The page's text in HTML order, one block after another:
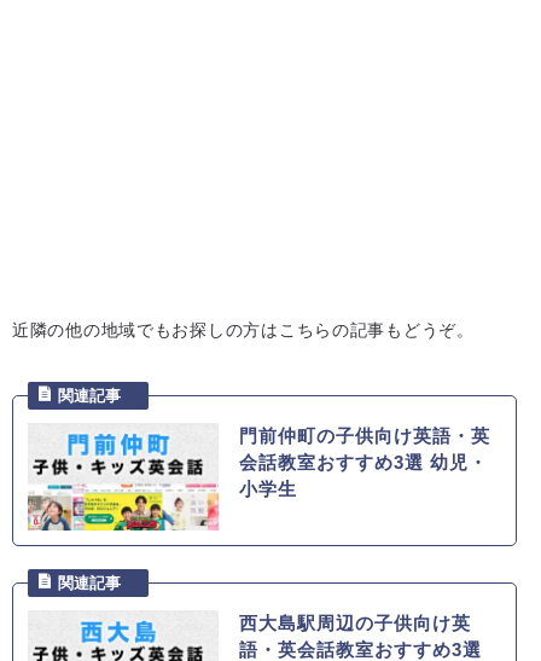
近隣の他の地域でもお探しの方はこちらの記事もどうぞ。
門前仲町の子供向け英語・英
会話教室おすすめ3選 幼児・
小学生
西大島駅周辺の子供向け英
語・英会話教室おすすめ3選